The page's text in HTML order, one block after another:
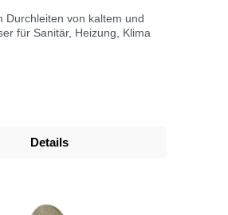
Durchleiten von kaltem und
für Sanitär, Heizung, Klima
Details